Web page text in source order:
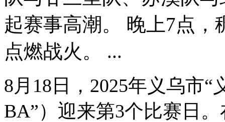
起赛事高潮。 晚上7点
点燃战火。 ...
8月18日，2025年义乌市
BA”）迎来第3个比赛日